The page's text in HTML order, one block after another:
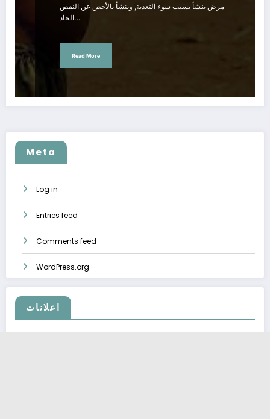
مرض ينشأ بسبب سوء التغذية, وينشأ بالأخص عن النقص
الحاد…
Read More
Meta
Log in
Entries feed
Comments feed
WordPress.org
اعلانات